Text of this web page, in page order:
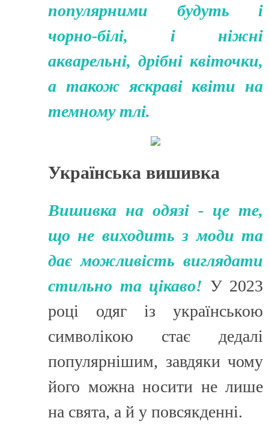
популярними будуть і
чорно-білі, і ніжні
акварельні, дрібні квіточки,
а також яскраві квіти на
темному тлі.
Українська вишивка
Вишивка на одязі - це те,
що не виходить з моди та
дає можливість виглядати
стильно та цікаво! У 2023
році одяг із українською
символікою стає дедалі
популярнішим, завдяки чому
його можна носити не лише
на свята, а й у повсякденні.